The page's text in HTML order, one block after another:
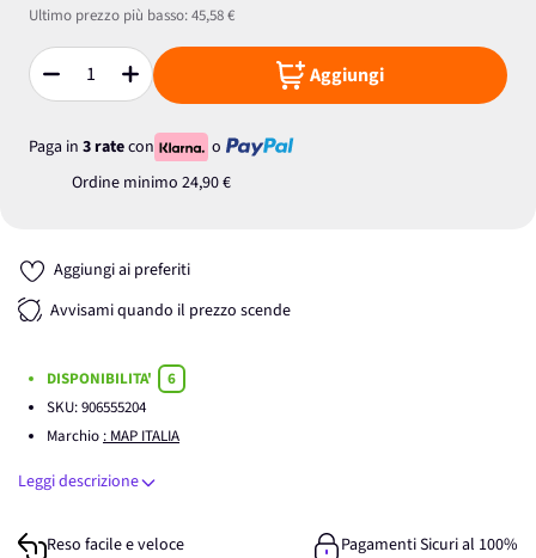
Ultimo prezzo più basso:45,58 €
Quantità Aggiungi
Paga in 3 ratecon
o
Ordine minimo 24,90 €
Aggiungi ai preferiti
Avvisami quando il prezzo scende
DISPONIBILITA'
6
SKU:906555204
Marchio : MAP ITALIA
Leggi descrizione
Reso facile e veloce
Pagamenti Sicuri al 100%